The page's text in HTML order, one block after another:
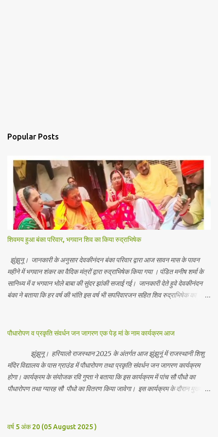
Popular Posts
शिवमय हुआ बंका परिवार, भगवान शिव का किया रुद्राभिषेक
झुंझुनू। जानकारी के अनुसार देवकीनंदन बंका परिवार द्वारा आज सावन मास के पावन
महीने में भगवान शंकर का वैदिक मंत्रों द्वारा रुद्राभिषेक किया गया । पंडित मनीष शर्मा के
सानिध्य में व भगवान भोले बाबा की सुंदर झांकी सजाई गई। जानकारी देते हुवे देवकीनंदन
बंका ने बताया कि हर वर्ष की भांति इस वर्ष भी सपरिवारजन सहित शिव रुद्राभिषेक का
भाविक, लाडो, मीना, रेनू, निर्मला, दीक्षा, मनीषा आदि सभी परिवार जन उपस्थित रहे।
guarantee the information is 100% accurate
पौधारोपण व प्रकृति संवर्धन जन जागरण एक पेड़ मां के नाम कार्यक्रम आज
झुंझुनू। हरियालो राजस्थान 2025 के अंतर्गत आज झुंझुनूं में राजस्थानी शिशु
मंदिर विद्यालय के पास ग्राउंड में पौधारोपण तथा प्रकृति संवर्धन जन जागरण कार्यक्रम
होगा। कार्यक्रम के संयोजक रवि गुप्ता ने बताया कि इस कार्यक्रम में पांच सौ पौधो का
पौधारोपण तथा ग्यारह सौ पौधो का वितरण किया जावेगा। इस कार्यक्रम के दौरान मुख्य
उपस्थित रहेंगे। Contents May Subject to copyright Disclaimer: We
वर्ष 5 अंक 20 (05 August 2025 )